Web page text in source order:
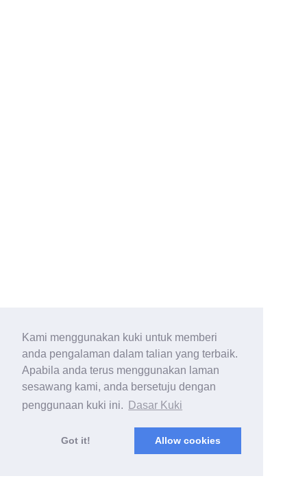
Kami menggunakan kuki untuk memberi
anda pengalaman dalam talian yang terbaik.
Apabila anda terus menggunakan laman
sesawang kami, anda bersetuju dengan
penggunaan kuki ini.
Dasar Kuki
Got it! Allow cookies